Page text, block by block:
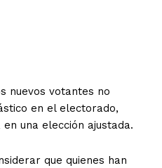
nuevos votantes no
en el electorado,
una elección ajustada.
que quienes han